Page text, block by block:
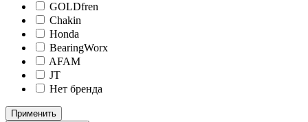
GOLDfren
Chakin
Honda
BearingWorx
AFAM
JT
Нет бренда
Применить